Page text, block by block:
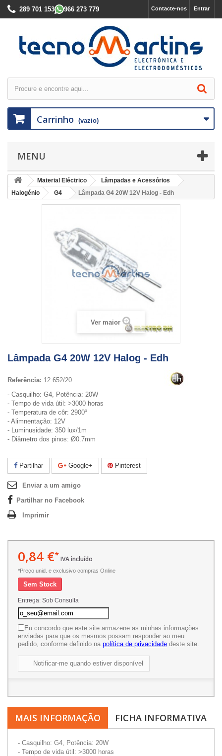
Entrar
Contacte-nos
289 701 153 966 273 779
Carrinho (vazio)
MENU
Material Eléctrico
Lâmpadas e Acessórios
Halogénio
G4 Lâmpada G4 20W 12V Halog - Edh
Ver maior
Lâmpada G4 20W 12V Halog - Edh
Referência: 12.652/20
- Casquilho: G4, Potência: 20W
- Tempo de vida útil: >3000 horas
- Temperatura de côr: 2900º
- Alimnentação: 12V
- Luminusidade: 350 lux/1m
- Diâmetro dos pinos: Ø0.7mm
Partilhar Google+ Pinterest
Enviar a um amigo
Partilhar no Facebook
Imprimir
0,84 €*IVA incluído
*Preço unid. e exclusivo compras Online
Sem Stock
Entrega: Sob Consulta
Eu concordo que este site armazene as minhas informações
enviadas para que os mesmos possam responder ao meu
pedido, conforme definido na política de privacidade deste site.
Notificar-me quando estiver disponível
MAIS INFORMAÇÃO FICHA INFORMATIVA
- Casquilho: G4, Potência: 20W
- Tempo de vida útil: >3000 horas